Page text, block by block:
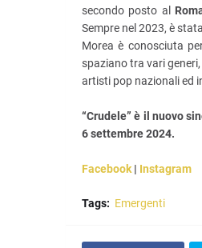
secondo posto al
Sempre nel 2023, è
Morea è conosciuta
spaziano tra vari
artisti pop nazionali ed
“Crudele” è il nuovo
6 settembre 2024.
Facebook | Instagram
Tags: Emergenti